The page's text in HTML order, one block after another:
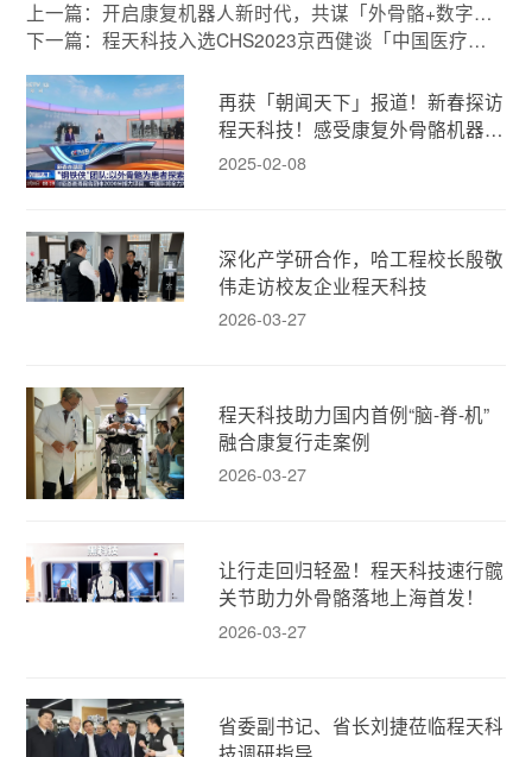
上一篇：开启康复机器人新时代，共谋「外骨骼+数字疗
法」发展新机遇
下一篇：程天科技入选CHS2023京西健谈「中国医疗健
康产业创新榜」
再获「朝闻天下」报道！新春探访
程天科技！感受康复外骨骼机器人
的人文温度！
2025-02-08
深化产学研合作，哈工程校长殷敬
伟走访校友企业程天科技
2026-03-27
程天科技助力国内首例“脑-脊-机”
融合康复行走案例
2026-03-27
让行走回归轻盈！程天科技速行髋
关节助力外骨骼落地上海首发！
2026-03-27
省委副书记、省长刘捷莅临程天科